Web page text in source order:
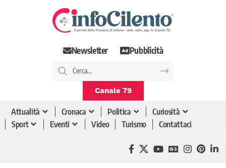
Newsletter Pubblicità
Canale 79
Attualità Cronaca Politica
Curiosità
Sport
Eventi Video Turismo Contattaci